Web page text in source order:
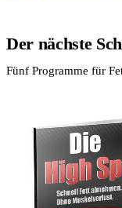
Der nächste
Fünf Programme für